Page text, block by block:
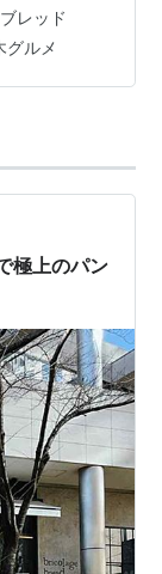
、毎年この
で待つこと
いから味わ
した。 それ
ン…
レッド
グルメ
極上のパン